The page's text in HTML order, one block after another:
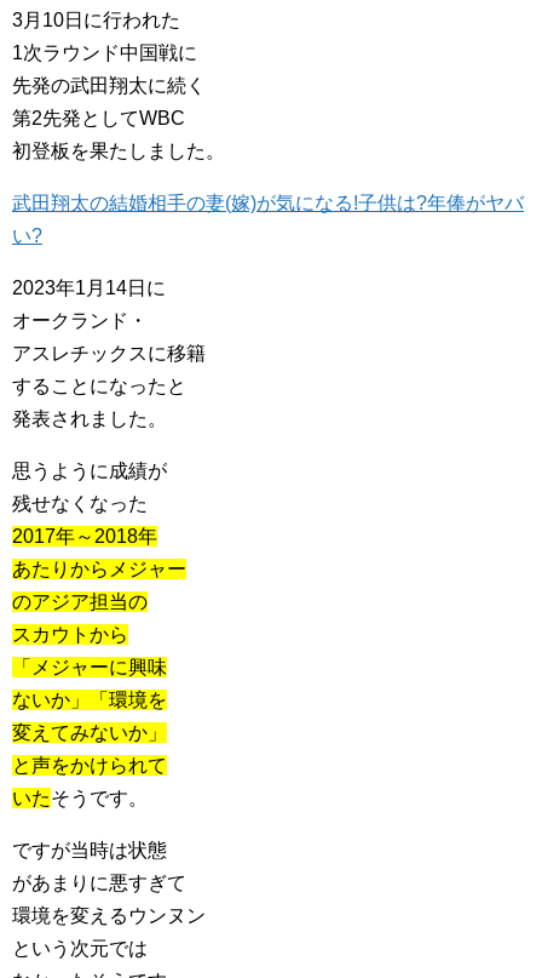
3月10日に行われた
1次ラウンド中国戦に
先発の武田翔太に続く
第2先発としてWBC
初登板を果たしました。
武田翔太の結婚相手の妻(嫁)が気になる!子供は?年俸がヤバ
い?
2023年1月14日に
オークランド・
アスレチックスに移籍
することになったと
発表されました。
思うように成績が
残せなくなった
2017年～2018年
あたりからメジャー
のアジア担当の
スカウトから
「メジャーに興味
ないか」「環境を
変えてみないか」
と声をかけられて
いたそうです。
ですが当時は状態
があまりに悪すぎて
環境を変えるウンヌン
という次元では